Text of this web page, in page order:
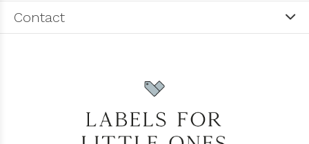
Contact